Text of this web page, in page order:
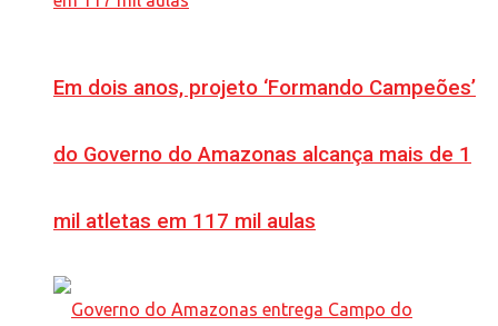
Em dois anos, projeto ‘Formando Campeões’
do Governo do Amazonas alcança mais de 1
mil atletas em 117 mil aulas